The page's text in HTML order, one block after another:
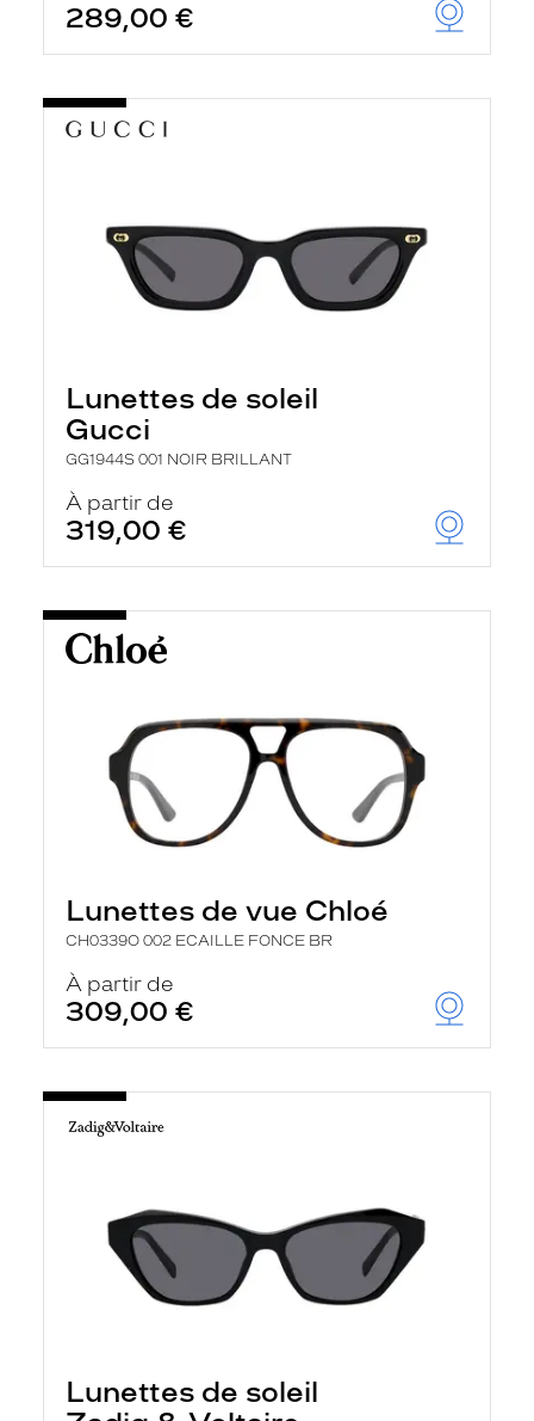
289,00 €
Lunettes de soleil
Gucci
GG1944S 001 NOIR BRILLANT
À partir de
319,00 €
Lunettes de vue Chloé
CH0339O 002 ECAILLE FONCE BR
À partir de
309,00 €
Lunettes de soleil